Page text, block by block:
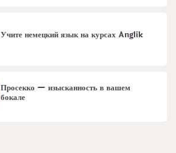
Учите немецкий язык на курсах Anglik
Просекко — изысканность в вашем
бокале